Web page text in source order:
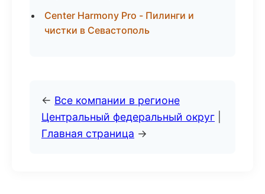
Center Harmony Pro - Пилинги и
чистки в Севастополь
← Все компании в регионе
Центральный федеральный округ
Главная страница →